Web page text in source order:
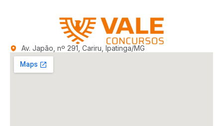
Av. Japão, nº 291, Cariru, Ipatinga/MG